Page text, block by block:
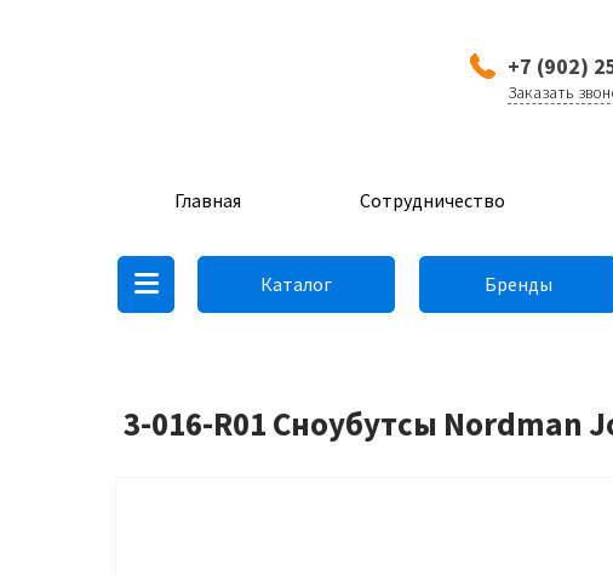
+7 (902)
Заказать
Главная Сотрудничество
Каталог Бренды
3-016-R01 Сноубутсы Nordman